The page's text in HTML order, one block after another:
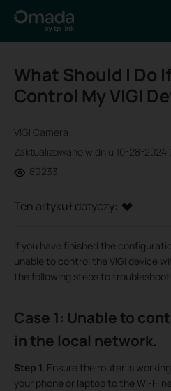
What Should I Do
Control My VIGI
VIGI Camera
Zaktualizowano w dniu 10-28-2024
89233
Ten artykuł dotyczy:
If you have finished the
unable to control the VIGI device
the following steps to troubleshoot.
Case 1: Unable to
in the local network.
Step 1. Ensure the router is
your phone or laptop to the Wi-Fi